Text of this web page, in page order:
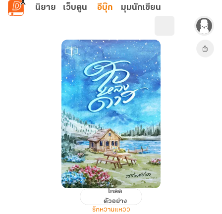
ข้ามไปยังเนื้อหาหลัก
นิยาย เว็บตูน อีบุ๊ก มุมนักเขียน
โหลด
ตัวอย่าง
รักหวานแหวว